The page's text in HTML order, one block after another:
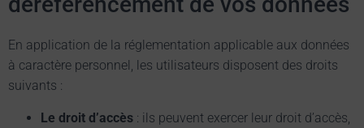
En application de la réglementation applicable aux données
à caractère personnel, les utilisateurs disposent des droits
suivants :
Le droit d’accès : ils peuvent exercer leur droit d’accès,